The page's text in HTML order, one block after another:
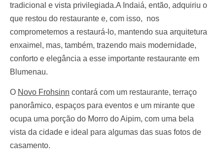
tradicional e vista privilegiada.A Indaiá, então, adquiriu o
que restou do restaurante e, com isso, nos
comprometemos a restaurá-lo, mantendo sua arquitetura
enxaimel, mas, também, trazendo mais modernidade,
conforto e elegância a esse importante restaurante em
Blumenau.
O Novo Frohsinn contará com um restaurante, terraço
panorâmico, espaços para eventos e um mirante que
ocupa uma porção do Morro do Aipim, com uma bela
vista da cidade e ideal para algumas das suas fotos de
casamento.